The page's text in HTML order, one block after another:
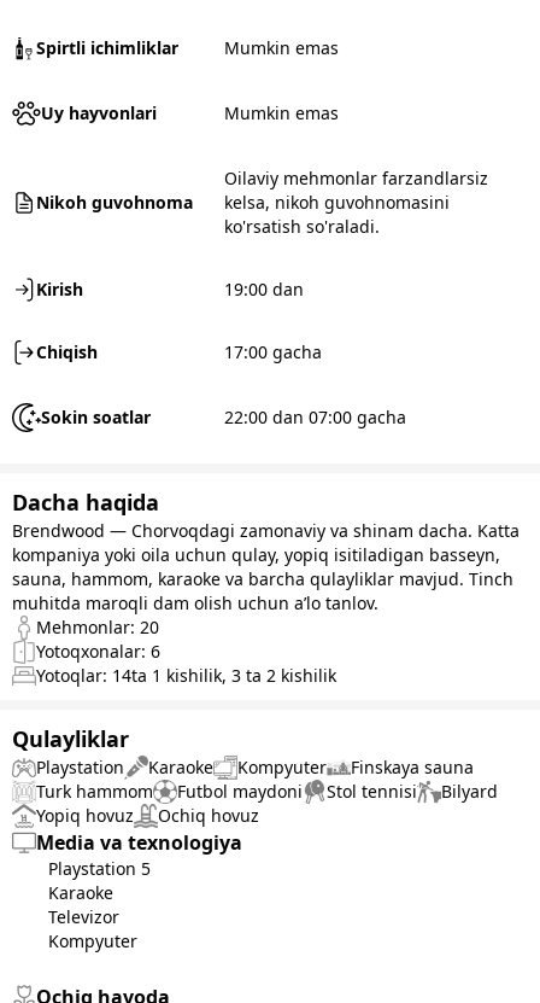
Spirtli ichimliklar Mumkin emas
Uy hayvonlari Mumkin emas
Nikoh guvohnoma
Oilaviy mehmonlar farzandlarsiz
kelsa, nikoh guvohnomasini
ko'rsatish so'raladi.
Kirish 19:00 dan
Chiqish 17:00 gacha
Sokin soatlar 22:00 dan 07:00 gacha
Dacha haqida
Brendwood — Chorvoqdagi zamonaviy va shinam dacha. Katta
kompaniya yoki oila uchun qulay, yopiq isitiladigan basseyn,
sauna, hammom, karaoke va barcha qulayliklar mavjud. Tinch
muhitda maroqli dam olish uchun a’lo tanlov.
Mehmonlar: 20
Yotoqxonalar: 6
Yotoqlar: 14ta 1 kishilik, 3 ta 2 kishilik
Qulayliklar
Playstation Karaoke Kompyuter
Finskaya sauna
Turk hammom
Futbol maydoni Stol tennisi
Bilyard
Yopiq hovuz
Ochiq hovuz
Media va texnologiya
Playstation 5
Karaoke
Televizor
Kompyuter
Ochiq havoda